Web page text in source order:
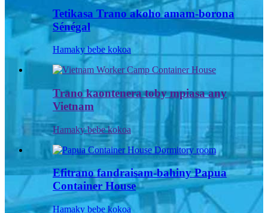
Tetikasa Trano akoho amam-borona
Sénégal
Hamaky bebe kokoa
Trano kaontenera toby mpiasa any
Vietnam
Hamaky bebe kokoa
Efitrano fandraisam-bahiny Papua
Container House
Hamaky bebe kokoa